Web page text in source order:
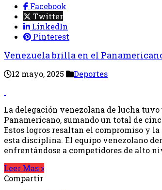
Facebook
Twitter
LinkedIn
Pinterest
Venezuela brilla en el
12 mayo, 2025 Deportes
La delegación venezolana de lucha
Panamericano, sumando un total de
Estos logros resaltan el compromiso y
esta disciplina. El equipo venezolano
enfrentándose a competidores de alto
Leer Mas »
Compartir